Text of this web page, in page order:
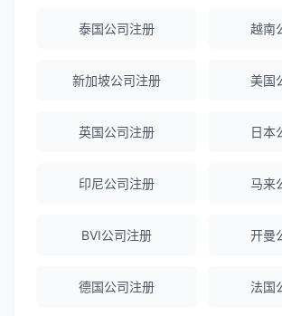
Emma Zhang
越南公司注册全程指导，文件准备
泰国公司注册和银行开户服务高
泰国公司注册 越南
新加坡公司注册 美国
英国公司注册 日本
印尼公司注册 马来
BVI公司注册 开曼
德国公司注册 法国